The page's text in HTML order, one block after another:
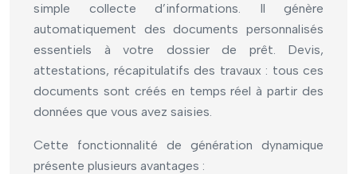
simple collecte d’informations. Il génère
automatiquement des documents personnalisés
essentiels à votre dossier de prêt. Devis,
attestations, récapitulatifs des travaux : tous ces
documents sont créés en temps réel à partir des
données que vous avez saisies.
Cette fonctionnalité de génération dynamique
présente plusieurs avantages :